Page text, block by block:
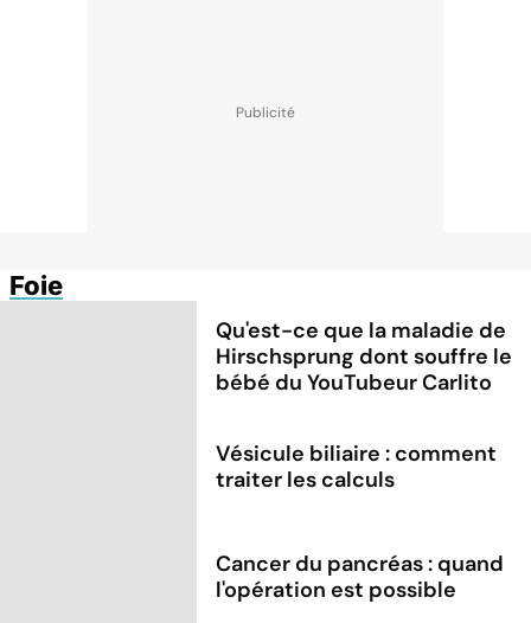
Foie
Qu'est-ce que la maladie de
Hirschsprung dont souffre le
bébé du YouTubeur Carlito
Vésicule biliaire : comment
traiter les calculs
Cancer du pancréas : quand
l'opération est possible